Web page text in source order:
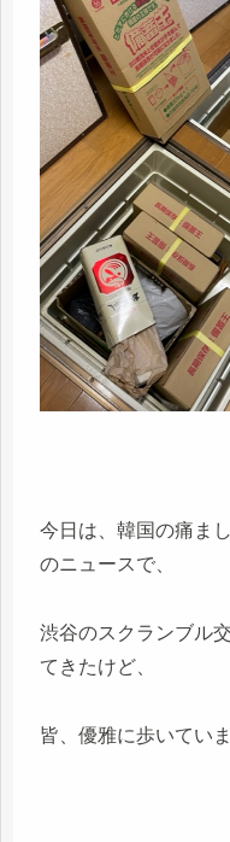
今日は、韓国の痛ま
のニュースで、
渋谷のスクランブル
てきたけど、
皆、優雅に歩いてい